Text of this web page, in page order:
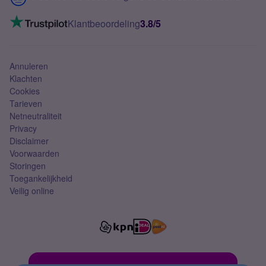
Mobiel internet
Mobiel abonnement
VoLTE 4G bellenKlantbeoordeling3.8/5
Annuleren
Klachten
Cookies
Tarieven
Netneutraliteit
Privacy
Disclaimer
Voorwaarden
Storingen
Toegankelijkheid
Veilig online